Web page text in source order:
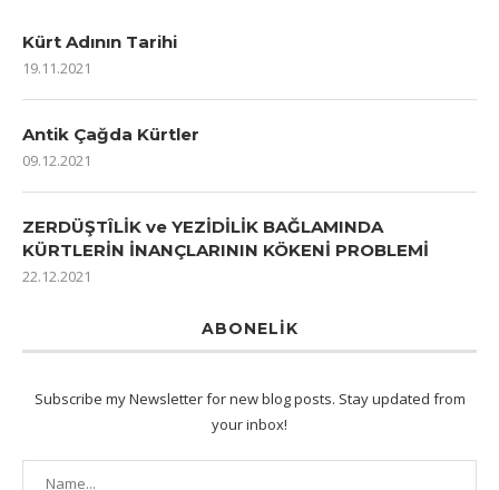
Kürt Adının Tarihi
19.11.2021
Antik Çağda Kürtler
09.12.2021
ZERDÜŞTÎLİK ve YEZİDİLİK BAĞLAMINDA
KÜRTLERİN İNANÇLARININ KÖKENİ PROBLEMİ
22.12.2021
ABONELIK
Subscribe my Newsletter for new blog posts. Stay updated from
your inbox!